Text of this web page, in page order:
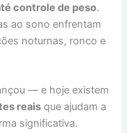
controle de peso.
ao sono enfrentam
noturnas, ronco e
— e hoje existem
reais que ajudam a
significativa.